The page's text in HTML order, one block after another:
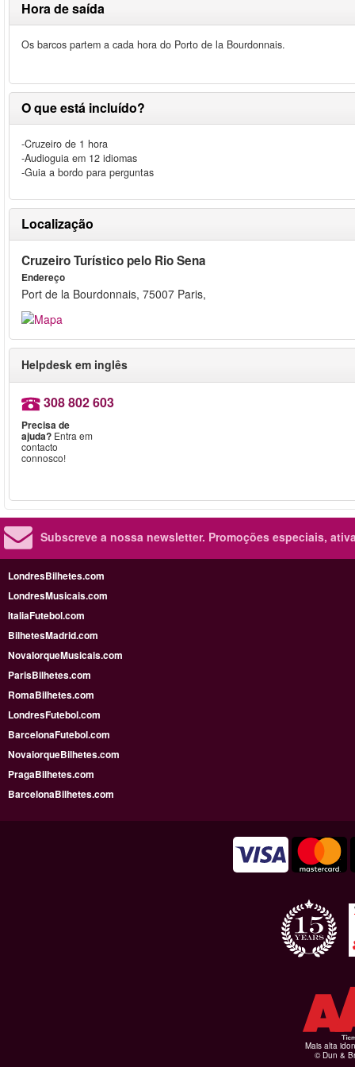
Hora de saída
Os barcos partem a cada hora do Porto de la Bourdonnais.
O que está incluído?
-Cruzeiro de 1 hora
-Audioguia em 12 idiomas
-Guia a bordo para perguntas
Localização
Cruzeiro Turístico pelo Rio Sena
Endereço
Port de la Bourdonnais, 75007 Paris,
Helpdesk em inglês
308 802 603
Precisa de
ajuda? Entra em
contacto
connosco!
Subscreve a nossa newsletter. Promoções especiais,
LondresBilhetes.com
LondresMusicais.com
ItaliaFutebol.com
BilhetesMadrid.com
NovaIorqueMusicais.com
ParisBilhetes.com
RomaBilhetes.com
LondresFutebol.com
BarcelonaFutebol.com
NovaiorqueBilhetes.com
PragaBilhetes.com
BarcelonaBilhetes.com
Mais alta
© Dun &